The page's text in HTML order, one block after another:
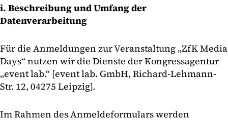
i. Beschreibung und Umfang der
Datenverarbeitung
Für die Anmeldungen zur Veranstaltung „ZfK Media
Days“ nutzen wir die Dienste der Kongressagentur
„event lab.“ [event lab. GmbH, Richard-Lehmann-
Str. 12, 04275 Leipzig].
Im Rahmen des Anmeldeformulars werden